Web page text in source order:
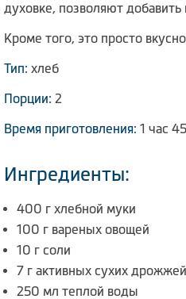
духовке, позволяют
Кроме того, это просто
Тип: хлеб
Порции: 2
Время приготовления: 1 час
Ингредиенты:
400 г хлебной муки
100 г вареных овощей
10 г соли
7 г активных сухих дрожжей
250 мл теплой воды